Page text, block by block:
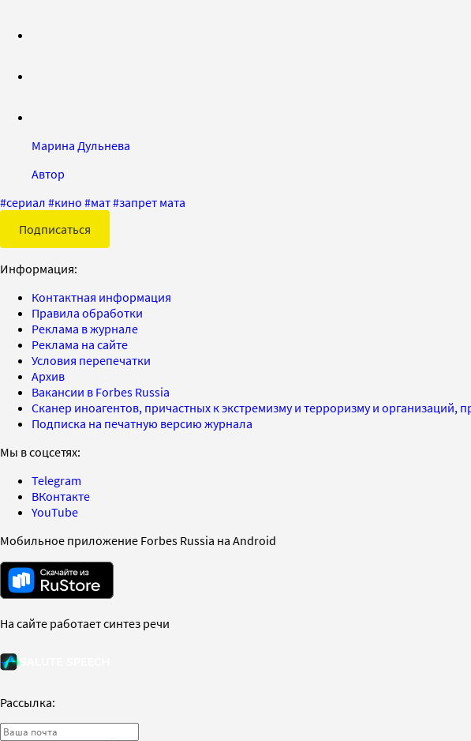
Марина Дульнева
Автор
#сериал #кино #мат#запрет мата
Подписаться
Информация:
Контактная информация
Правила обработки
Реклама в журнале
Реклама на сайте
Условия перепечатки
Архив
Вакансии в Forbes Russia
Сканер иноагентов, причастных к экстремизму и терроризму и организаций,
Подписка на печатную версию журнала
Мы в соцсетях:
Telegram
ВКонтакте
YouTube
Мобильное приложение Forbes Russia на Android
На сайте работает синтез речи
Рассылка: